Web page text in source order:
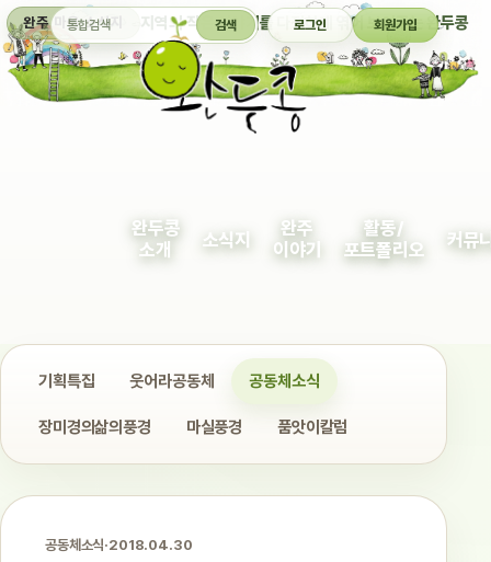
완주 마을 소식지 지역의 작은 이야기를 다정하게 엮어 보여주는 완두콩
통합검색 검색 로그인 회원가입
완두콩
소개
소식지
완주
이야기
활동/
포트폴리오
커뮤
기획특집 웃어라공동체 공동체소식
장미경의삶의풍경 마실풍경 품앗이칼럼
공동체소식·2018.04.30